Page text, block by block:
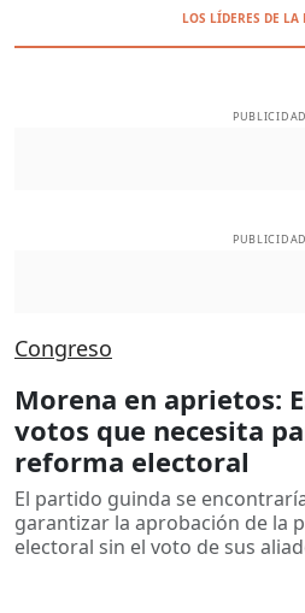
LOS LÍDERES DE LA
PUBLICIDAD
PUBLICIDAD
Congreso
Morena en aprietos:
votos que necesita
reforma electoral
El partido guinda se
garantizar la aprobación de la
electoral sin el voto de sus